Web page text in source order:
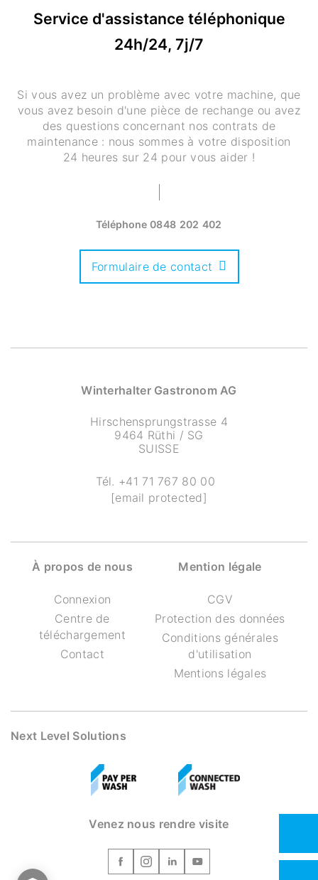
Service d'assistance téléphonique
24h/24, 7j/7
Si vous avez un problème avec votre machine, que
vous avez besoin d'une pièce de rechange ou avez
des questions concernant nos contrats de
maintenance : nous sommes à votre disposition
24 heures sur 24 pour vous aider !
Téléphone0848 202 402
Formulaire de contact
Winterhalter Gastronom AG
Hirschensprungstrasse 4
9464 Rüthi / SG
SUISSE
Tél. +41 71 767 80 00
[email protected]
À propos de nous
Connexion
Centre de
téléchargement
Contact
Mention légale
CGV
Protection des données
Conditions générales
d'utilisation
Mentions légales
Next Level Solutions
Venez nous rendre visite